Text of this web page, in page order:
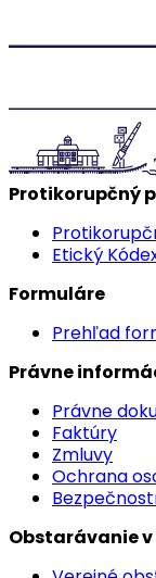
Protikorupčný
Etický
Formuláre
Prehľad
Právne
Právne
Faktúry
Zmluvy
Ochrana
Obstarávanie v